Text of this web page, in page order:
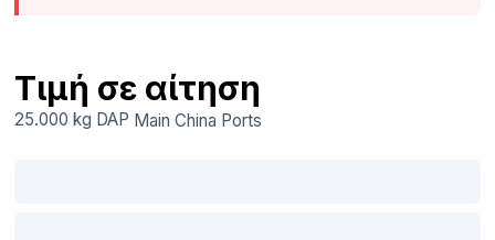
Τιμή σε αίτηση
25.000 kg DAP Main China Ports